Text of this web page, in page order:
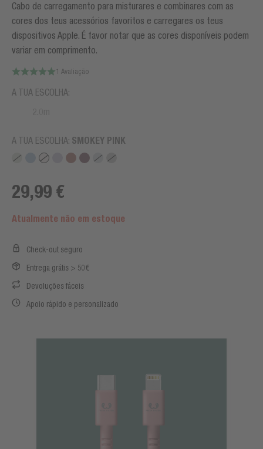
Cabo de carregamento para misturares e combinares com as
cores dos teus acessórios favoritos e carregares os teus
dispositivos Apple. É favor notar que as cores disponíveis podem
variar em comprimento.
1 Avaliação
A TUA ESCOLHA:
A TUA ESCOLHA: SMOKEY PINK
29,99 €
Atualmente não em estoque
Check-out seguro
Entrega grátis > 50€
Devoluções fáceis
Apoio rápido e personalizado